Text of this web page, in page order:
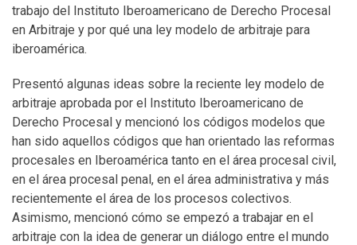
trabajo del Instituto Iberoamericano de Derecho Procesal
en Arbitraje y por qué una ley modelo de arbitraje para
iberoamérica.
Presentó algunas ideas sobre la reciente ley modelo de
arbitraje aprobada por el Instituto Iberoamericano de
Derecho Procesal y mencionó los códigos modelos que
han sido aquellos códigos que han orientado las reformas
procesales en Iberoamérica tanto en el área procesal civil,
en el área procesal penal, en el área administrativa y más
recientemente el área de los procesos colectivos.
Asimismo, mencionó cómo se empezó a trabajar en el
arbitraje con la idea de generar un diálogo entre el mundo